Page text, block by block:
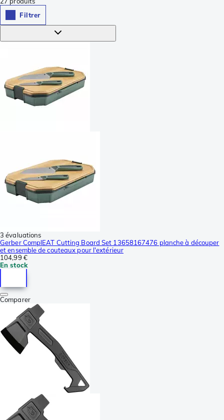
Filtrer
3 évaluations
Gerber ComplEAT Cutting Board Set 13658167476 planche à découper
et ensemble de couteaux pour l'extérieur
104,99 €
En stock
Comparer